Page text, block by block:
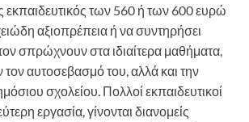
εκπαιδευτικός των 560 ή των 600 ευρώ
αξιοπρέπεια ή να συντηρήσει
σπρώχνουν στα ιδιαίτερα μαθήματα,
αυτοσεβασμό του, αλλά και την
σχολείου. Πολλοί εκπαιδευτικοί
εργασία, γίνονται διανομείς